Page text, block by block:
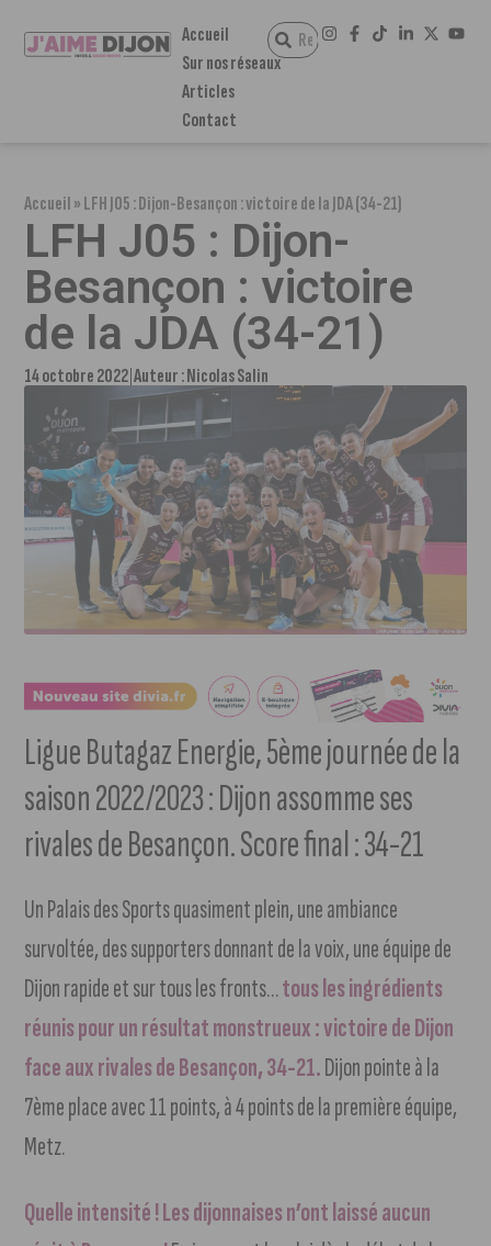
Accueil
Sur nos réseaux
Articles
Contact
Accueil»LFH J05 : Dijon-Besançon : victoire de la JDA (34-21)
LFH J05 : Dijon-
Besançon : victoire
de la JDA (34-21)
14 octobre 2022 Auteur :Nicolas Salin
Ligue Butagaz Energie, 5ème journée de la
saison 2022/2023 : Dijon assomme ses
rivales de Besançon. Score final : 34-21
Un Palais des Sports quasiment plein, une ambiance
survoltée, des supporters donnant de la voix, une équipe de
Dijon rapide et sur tous les fronts…tous les ingrédients
réunis pour un résultat monstrueux : victoire de Dijon
face aux rivales de Besançon, 34-21.Dijon pointe à la
7ème place avec 11 points, à 4 points de la première équipe,
Metz.
Quelle intensité ! Les dijonnaises n’ont laissé aucun